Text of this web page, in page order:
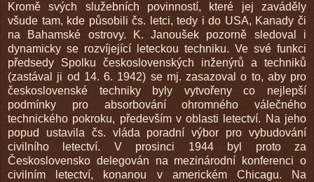
Kromě svých služebních povinností, které jej zaváděly
všude tam, kde působili čs. letci, tedy i do USA, Kanady či
na Bahamské ostrovy. K. Janoušek pozorně sledoval i
dynamicky se rozvíjející leteckou techniku. Ve své funkci
předsedy Spolku československých inženýrů a techniků
(zastával ji od 14. 6. 1942) se mj. zasazoval o to, aby pro
československé techniky byly vytvořeny co nejlepší
podmínky pro absorbování ohromného válečného
technického pokroku, především v oblasti letectví. Na jeho
popud ustavila čs. vláda poradní výbor pro vybudování
civilního letectví. V prosinci 1944 byl proto za
Československo delegován na mezinárodní konferenci o
civilním letectví, konanou v americkém Chicagu. Na